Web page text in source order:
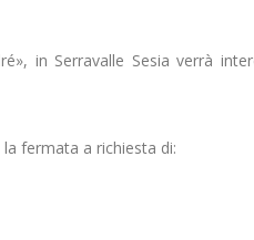
in Serravalle Sesia verrà
fermata a richiesta di: